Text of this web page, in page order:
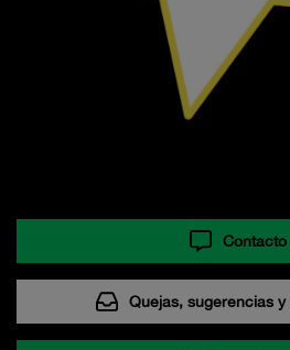
Contacto
Quejas, sugerencias